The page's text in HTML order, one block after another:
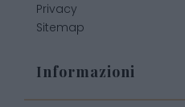
Privacy
Sitemap
Informazioni